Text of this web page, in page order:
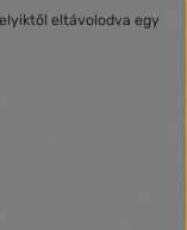
eltávolodva egy